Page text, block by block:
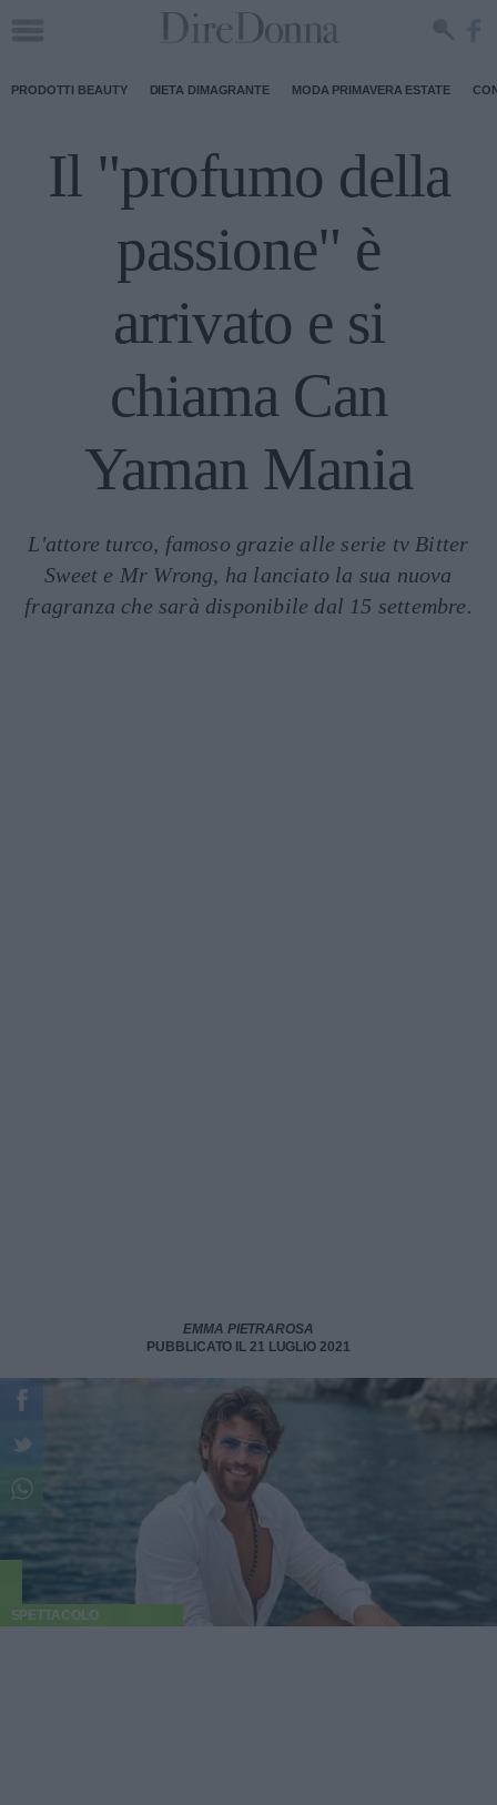
PRODOTTI BEAUTY DIETA DIMAGRANTE MODA PRIMAVERA ESTATE
Il "profumo della
passione" è
arrivato e si
chiama Can
Yaman Mania
L'attore turco, famoso grazie alle serie tv Bitter
Sweet e Mr Wrong, ha lanciato la sua nuova
fragranza che sarà disponibile dal 15 settembre.
EMMA PIETRAROSA
PUBBLICATO IL 21 LUGLIO 2021
SPETTACOLO